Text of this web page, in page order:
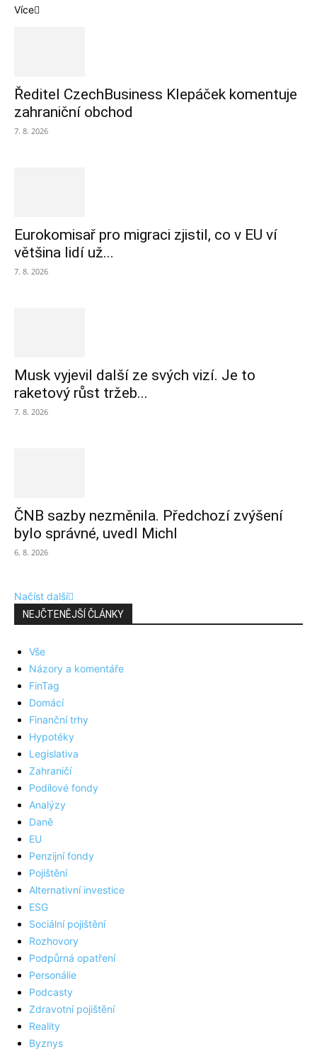
Více
Ředitel CzechBusiness Klepáček komentuje
zahraniční obchod
7. 8. 2026
Eurokomisař pro migraci zjistil, co v EU ví
většina lidí už...
7. 8. 2026
Musk vyjevil další ze svých vizí. Je to
raketový růst tržeb...
7. 8. 2026
ČNB sazby nezměnila. Předchozí zvýšení
bylo správné, uvedl Michl
6. 8. 2026
Načíst další
NEJČTENĚJŠÍ ČLÁNKY
Vše
Názory a komentáře
FinTag
Domácí
Finanční trhy
Hypotéky
Legislativa
Zahraničí
Podílové fondy
Analýzy
Daně
EU
Penzijní fondy
Pojištění
Alternativní investice
ESG
Sociální pojištění
Rozhovory
Podpůrná opatření
Personálie
Podcasty
Zdravotní pojištění
Reality
Byznys